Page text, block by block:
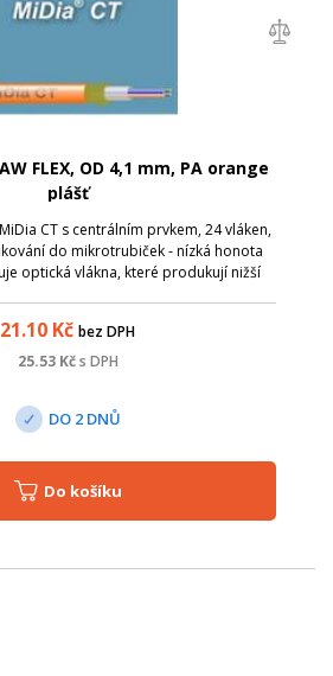
FLEX, OD 4,1 mm, PA orange
plášť
CT s centrálním prvkem, 24 vláken,
do mikrotrubiček - nízká honota
optická vlákna, které produkují nižší
21.10 Kč bez DPH
25.53Kč s DPH
DO 2 DNŮ
Do košíku